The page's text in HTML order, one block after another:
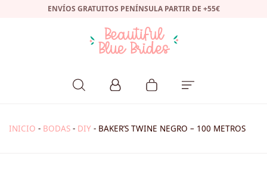
ENVÍOS GRATUITOS PENÍNSULA PARTIR DE +55€
INICIO - BODAS - DIY - BAKER’S TWINE NEGRO – 100 METROS